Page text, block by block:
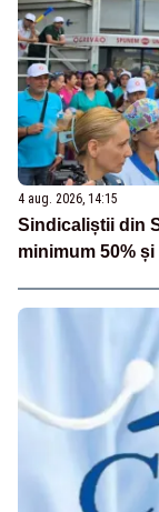
4 aug. 2026, 14:15
Sindicaliștii din
minimum 50%